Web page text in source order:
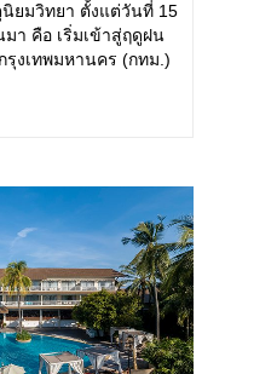
ยมวิทยา ตั้งแต่วันที่ 15
า คือ เริ่มเข้าสู่ฤดูฝน
รุงเทพมหานคร (กทม.)